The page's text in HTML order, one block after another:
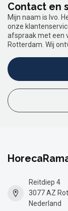
Contact en
Mijn naam is Ivo.
onze
afspraak met een
Rotterdam. Wij
Reitdiep 4
3077 AZ
Nederland